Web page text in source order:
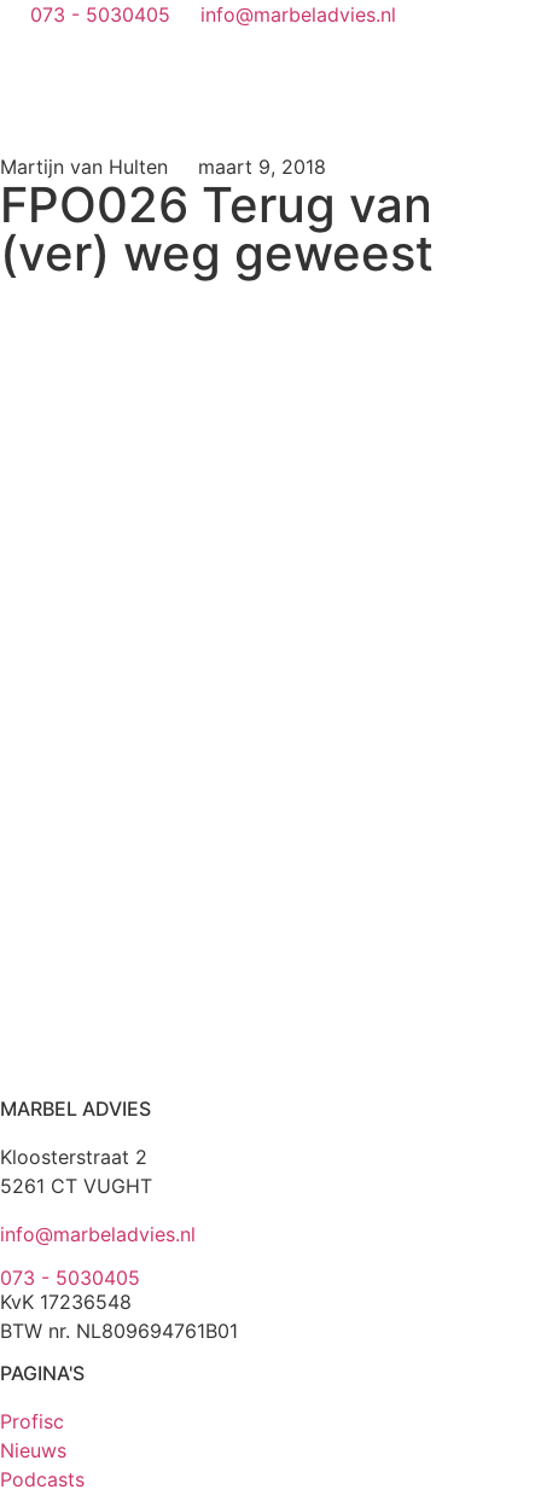
073 - 5030405 info@marbeladvies.nl
Martijn van Hulten maart 9, 2018
FPO026 Terug van
(ver) weg geweest
MARBEL ADVIES
Kloosterstraat 2
5261 CT VUGHT
info@marbeladvies.nl
073 - 5030405
KvK 17236548
BTW nr. NL809694761B01
PAGINA'S
Profisc
Nieuws
Podcasts